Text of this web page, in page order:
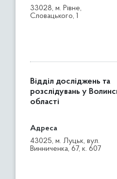
33028, м. Рівне,
Словацького, 1
Відділ досліджень та
розслідувань у
області
Адреса
43025, м. Луцьк, вул.
Винниченка, 67, к. 607